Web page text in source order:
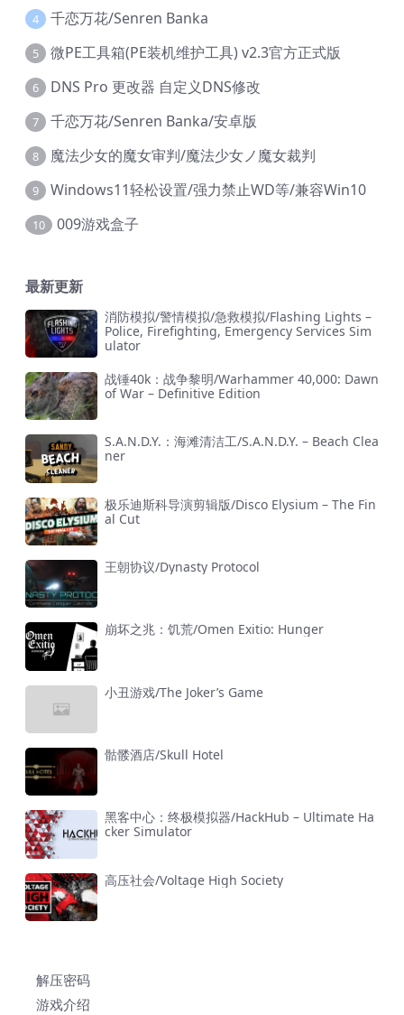
4 千恋万花/Senren Banka
5 微PE工具箱(PE装机维护工具) v2.3官方正式版
6 DNS Pro 更改器 自定义DNS修改
7 千恋万花/Senren Banka/安卓版
8 魔法少女的魔女审判/魔法少女ノ魔女裁判
9 Windows11轻松设置/强力禁止WD等/兼容Win10
10 009游戏盒子
最新更新
消防模拟/警情模拟/急救模拟/Flashing Lights –
Police, Firefighting, Emergency Services Sim
ulator
战锤40k：战争黎明/Warhammer 40,000: Dawn
of War – Definitive Edition
S.A.N.D.Y.：海滩清洁工/S.A.N.D.Y. – Beach Clea
ner
极乐迪斯科导演剪辑版/Disco Elysium – The Fin
al Cut
王朝协议/Dynasty Protocol
崩坏之兆：饥荒/Omen Exitio: Hunger
小丑游戏/The Joker’s Game
骷髅酒店/Skull Hotel
黑客中心：终极模拟器/HackHub – Ultimate Ha
cker Simulator
高压社会/Voltage High Society
解压密码
游戏介绍